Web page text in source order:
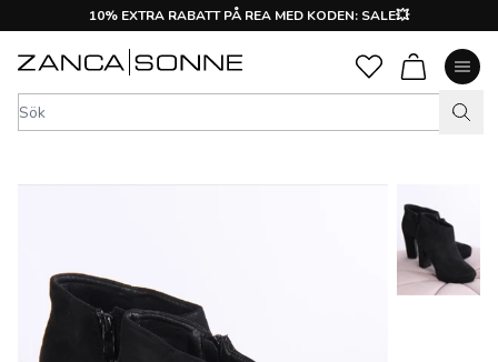
10% EXTRA RABATT PÅ REA MED KODEN: SALE💥